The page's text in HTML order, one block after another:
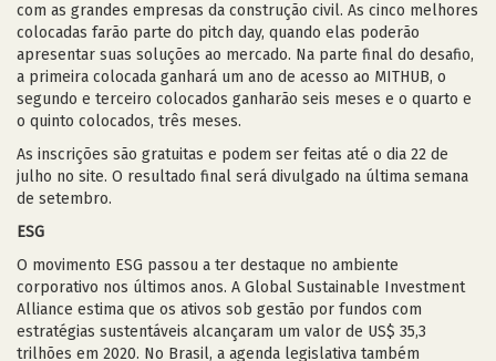
com as grandes empresas da construção civil. As cinco melhores
colocadas farão parte do pitch day, quando elas poderão
apresentar suas soluções ao mercado. Na parte final do desafio,
a primeira colocada ganhará um ano de acesso ao MITHUB, o
segundo e terceiro colocados ganharão seis meses e o quarto e
o quinto colocados, três meses.
As inscrições são gratuitas e podem ser feitas até o dia 22 de
julho no site. O resultado final será divulgado na última semana
de setembro.
ESG
O movimento ESG passou a ter destaque no ambiente
corporativo nos últimos anos. A Global Sustainable Investment
Alliance estima que os ativos sob gestão por fundos com
estratégias sustentáveis alcançaram um valor de US$ 35,3
trilhões em 2020. No Brasil, a agenda legislativa também